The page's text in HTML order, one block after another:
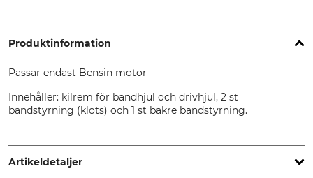
Produktinformation
Passar endast Bensin motor
Innehåller: kilrem för bandhjul och drivhjul, 2 st
bandstyrning (klots) och 1 st bakre bandstyrning.
Artikeldetaljer